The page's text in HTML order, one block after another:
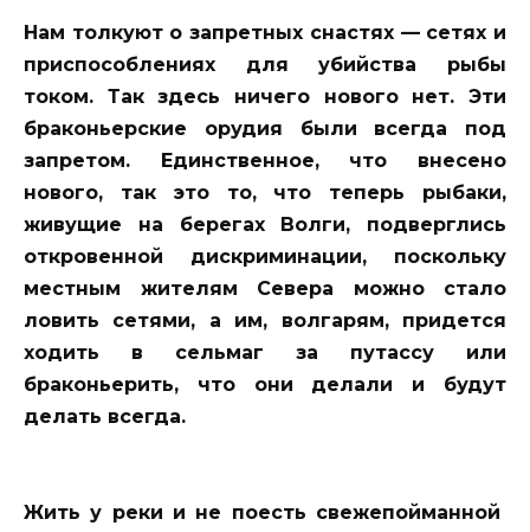
Нам толкуют о запретных снастях — сетях и
приспособлениях для убийства рыбы
током. Так здесь ничего нового нет. Эти
браконьерские орудия были всегда под
запретом. Единственное, что внесено
нового, так это то, что теперь рыбаки,
живущие на берегах Волги, подверглись
откровенной дискриминации, поскольку
местным жителям Севера можно стало
ловить сетями, а им, волгарям, придется
ходить в сельмаг за путассу или
браконьерить, что они делали и будут
делать всегда.
Жить у реки и не поесть свежепойманной